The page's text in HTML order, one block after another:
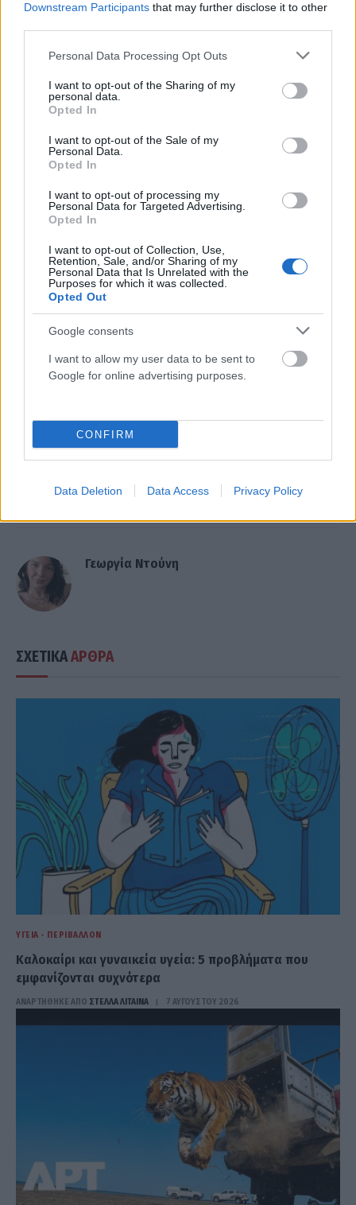
Downstream Participants that may further disclose it to other
Please note that this website/app uses one or more Google
not limited to your visit or usage behaviour. You may click to
grant or deny consent to Google and its third-party tags to
use your data for below specified purposes in below Google
consent section.
Personal Data Processing Opt Outs
I want to opt-out of the Sharing of my
personal data.
Opted In
I want to opt-out of the Sale of my
Personal Data.
Opted In
I want to opt-out of processing my
Personal Data for Targeted Advertising.
Opted In
I want to opt-out of Collection, Use,
Retention, Sale, and/or Sharing of my
Personal Data that Is Unrelated with the
Purposes for which it was collected.
Opted Out
Google consents
I want to allow my user data to be sent to
Google for online advertising purposes.
CONFIRM
Data Deletion Data Access Privacy Policy
γυναικα καρκίνος του μαστού μαστογραφία
προληπτικός έλεγχος
FacebookTwitter Pinterest LinkedIn Tumblr
ΠΡΟΗΓΟΎΜΕΝΟ ΆΡΘΡΟ
Νεκρός Βρετανός πεζοπόρος
στο φαράγγι του Βουραϊκού
ΕΠΌΜΕΝΟ ΆΡΘΡΟ
Μία από τις πρώτες
μεταναστευτικό
Γεωργία Ντούνη
ΣΧΕΤΙΚΑΑΡΘΡΑ
ΥΓΕΊΑ - ΠΕΡΙΒΆΛΛΟΝ
Καλοκαίρι και γυναικεία υγεία: 5 προβλήματα που
εμφανίζονται συχνότερα
ΑΝΑΡΤΗΘΗΚΕ ΑΠΟ ΣΤΈΛΛΑ ΛΊΤΑΙΝΑ 7 ΑΥΓΟΎΣΤΟΥ 2026